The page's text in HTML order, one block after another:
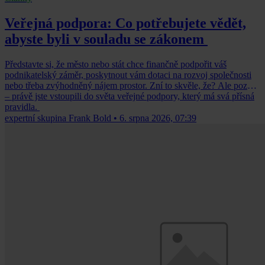
Veřejná podpora: Co potřebujete vědět,
abyste byli v souladu se zákonem
Představte si, že město nebo stát chce finančně podpořit váš
podnikatelský záměr, poskytnout vám dotaci na rozvoj společnosti
nebo třeba zvýhodněný nájem prostor. Zní to skvěle, že? Ale pozor
– právě jste vstoupili do světa veřejné podpory, který má svá přísná
pravidla.
expertní skupina Frank Bold • 6. srpna 2026, 07:39